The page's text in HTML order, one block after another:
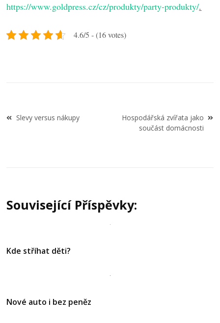
https://www.goldpress.cz/cz/produkty/party-produkty/.
4.6/5 - (16 votes)
Navigace
Slevy versus nákupy
Hospodářská zvířata jako
součást domácnosti
Související Příspěvky:
Kde stříhat děti?
Nové auto i bez peněz